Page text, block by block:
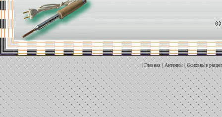
|Главная | Антенны | Основные